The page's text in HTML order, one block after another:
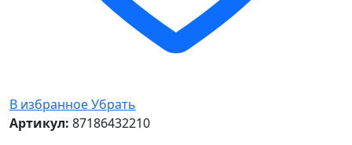
В избранноеУбрать
Артикул: 87186432210